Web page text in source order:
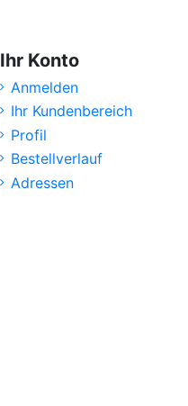
Ihr Konto
Anmelden
Ihr Kundenbereich
Profil
Bestellverlauf
Adressen